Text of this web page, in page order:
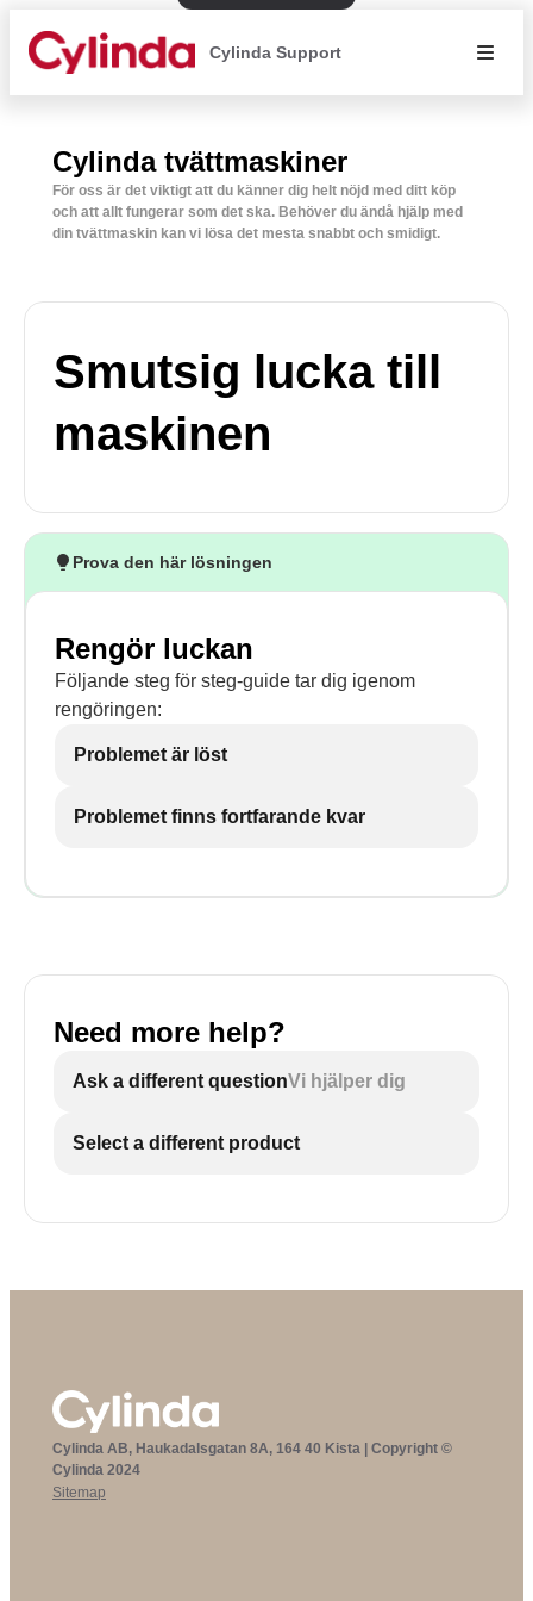
Cylinda Support
Cylinda tvättmaskiner
För oss är det viktigt att du känner dig helt nöjd med ditt köp
och att allt fungerar som det ska. Behöver du ändå hjälp med
din tvättmaskin kan vi lösa det mesta snabbt och smidigt.
Smutsig lucka till
maskinen
Prova den här lösningen
Rengör luckan
Följande steg för steg-guide tar dig igenom
rengöringen:
Problemet är löst
Problemet finns fortfarande kvar
Need more help?
Ask a different questionVi hjälper dig
Select a different product
Cylinda AB, Haukadalsgatan 8A, 164 40 Kista | Copyright ©
Cylinda 2024
Sitemap